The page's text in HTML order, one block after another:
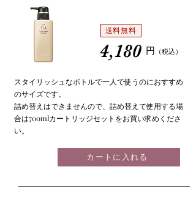
送料無料
4,180 円 （税込）
スタイリッシュなボトルで一人で使うのにおすすめ
のサイズです。
詰め替えはできませんので、詰め替えて使用する場
合は700mlカートリッジセットをお買い求めくださ
い。
カートに入れる